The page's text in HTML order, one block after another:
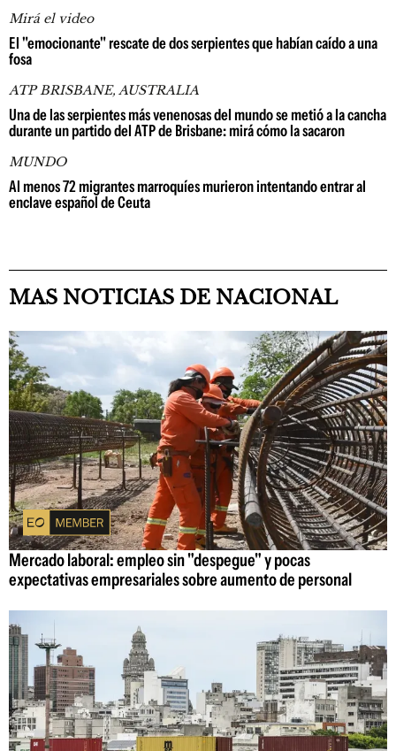
Mirá el video
El "emocionante" rescate de dos serpientes que habían caído a una
fosa
ATP BRISBANE, AUSTRALIA
Una de las serpientes más venenosas del mundo se metió a la cancha
durante un partido del ATP de Brisbane: mirá cómo la sacaron
MUNDO
Al menos 72 migrantes marroquíes murieron intentando entrar al
enclave español de Ceuta
MAS NOTICIAS DE NACIONAL
Mercado laboral: empleo sin "despegue" y pocas
expectativas empresariales sobre aumento de personal